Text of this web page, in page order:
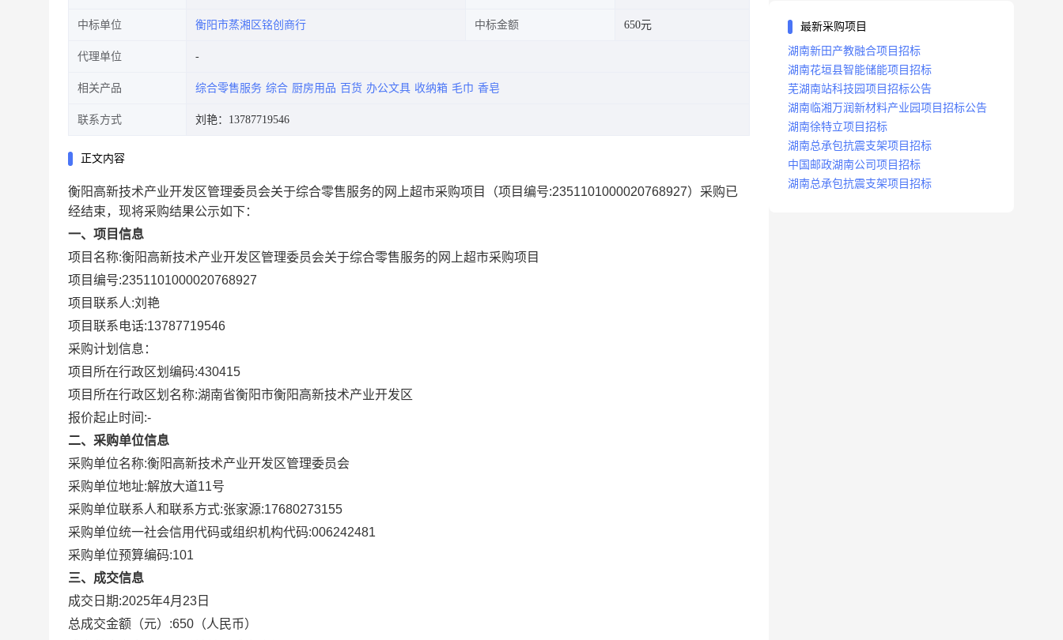
中标单位 衡阳市蒸湘区铭创商行 中标金额 650元
代理单位
相关产品 综合零售服务 综合 厨房用品 百货 办公文具 收纳箱 毛巾 香皂
联系方式 刘艳：13787719546
正文内容
衡阳高新技术产业开发区管理委员会关于综合零售服务的网上超市采购项目 （项目编号:2351101000020768927）采购已
经结束，现将采购结果公示如下：
一、项目信息
项目名称:衡阳高新技术产业开发区管理委员会关于综合零售服务的网上超市采购项目
项目编号:2351101000020768927
项目联系人:刘艳
项目联系电话:13787719546
采购计划信息：
项目所在行政区划编码:430415
项目所在行政区划名称:湖南省衡阳市衡阳高新技术产业开发区
报价起止时间:-
二、采购单位信息
采购单位名称:衡阳高新技术产业开发区管理委员会
采购单位地址:解放大道11号
采购单位联系人和联系方式:张家源:17680273155
采购单位统一社会信用代码或组织机构代码:006242481
采购单位预算编码:101
三、成交信息
成交日期:2025年4月23日
总成交金额（元）:650 （人民币）
最新采购项目
湖南新田产教融合项目招标
湖南花垣县智能储能项目招标
芜湖南站科技园项目招标公告
湖南临湘万润新材料产业园项目招标公告
湖南徐特立项目招标
湖南总承包抗震支架项目招标
中国邮政湖南公司项目招标
湖南总承包抗震支架项目招标